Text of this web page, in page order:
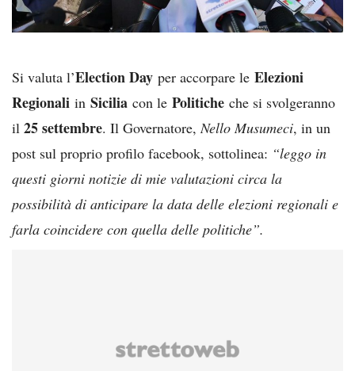
Si valuta l’Election Day per accorpare le Elezioni
Regionali in Sicilia con le Politiche che si svolgeranno
il 25 settembre. Il Governatore,Nello Musumeci, in un
post sul proprio profilo facebook, sottolinea: “leggo in
questi giorni notizie di mie valutazioni circa la
possibilità di anticipare la data delle elezioni regionali e
farla coincidere con quella delle politiche”.